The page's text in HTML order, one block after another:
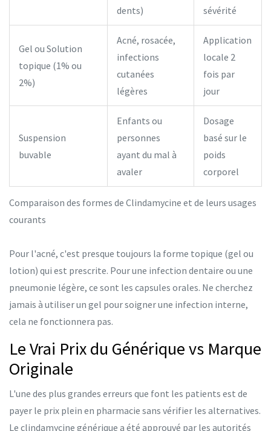
Comparaison des formes de Clindamycine et de leurs usages
courants
dents)
sévérité
Gel ou Solution
topique (1% ou
2%)
Acné, rosacée,
infections
cutanées
légères
Application
locale 2
fois par
jour
Suspension
buvable
Enfants ou
personnes
ayant du mal à
avaler
Dosage
basé sur le
poids
corporel
Pour l'acné, c'est presque toujours la forme topique (gel ou
lotion) qui est prescrite. Pour une infection dentaire ou une
pneumonie légère, ce sont les capsules orales. Ne cherchez
jamais à utiliser un gel pour soigner une infection interne,
cela ne fonctionnera pas.
Le Vrai Prix du Générique vs Marque
Originale
L'une des plus grandes erreurs que font les patients est de
payer le prix plein en pharmacie sans vérifier les alternatives.
Le clindamycine générique a été approuvé par les autorités